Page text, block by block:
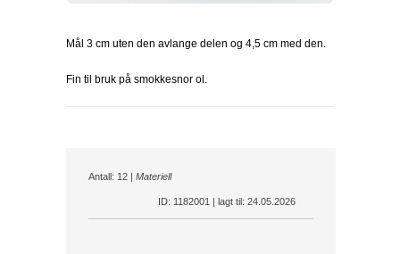
Mål 3 cm uten den avlange delen og 4,5 cm med den.
Fin til bruk på smokkesnor ol.
Antall: 12 | Materiell
ID: 1182001 | lagt til: 24.05.2026